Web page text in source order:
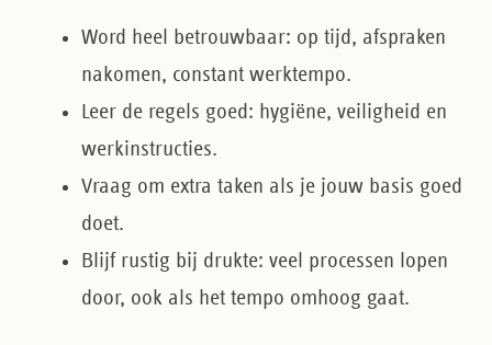
Word heel betrouwbaar: op tijd, afspraken
nakomen, constant werktempo.
Leer de regels goed : hygiëne, veiligheid en
werkinstructies.
Vraag om extra taken als je jouw basis goed
doet.
Blijf rustig bij drukte: veel processen lopen
door, ook als het tempo omhoog gaat.